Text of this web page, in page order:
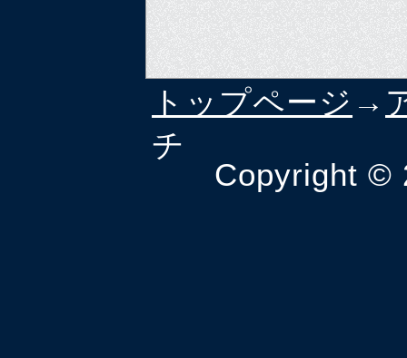
トップページ →
チ
Copyright ©